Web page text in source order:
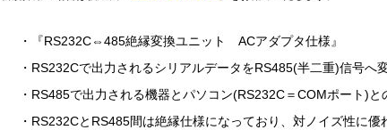
・『RS232C⇔485絶縁変換ユニット ACアダプタ仕様』
・RS232Cで出力されるシリアルデータをRS485(半二重)信号へ
・RS485で出力される機器とパソコン(RS232C＝COMポート)
・RS232CとRS485間は絶縁仕様になっており、対ノイズ性に